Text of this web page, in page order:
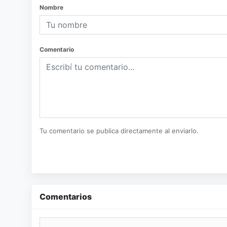
Nombre
Comentario
Tu comentario se publica directamente al enviarlo.
Comentarios